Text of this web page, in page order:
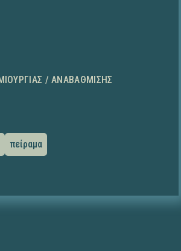
/ ΑΝΑΒΆΘΜΙΣΗΣ
πείραμα